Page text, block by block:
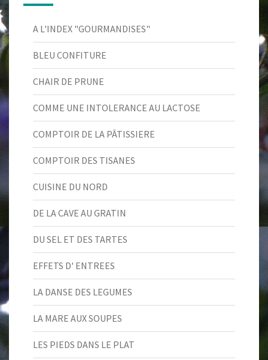
A L'INDEX "GOURMANDISES"
BLEU CONFITURE
CHAIR DE PRUNE
COMME UNE INTOLERANCE AU LACTOSE
COMPTOIR DE LA PÂTISSIERE
COMPTOIR DES TISANES
CUISINE DU NORD
DE LA CAVE AU GRATIN
DU SEL ET DES TARTES
EFFETS D' ENTREES
LA DANSE DES LEGUMES
LA MARE AUX SOUPES
LES PIEDS DANS LE PLAT